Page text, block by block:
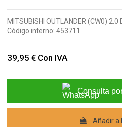
MITSUBISHI OUTLANDER (CW0) 2.0
Código interno: 453711
39,95 € Con IVA
Consulta
Añadir a